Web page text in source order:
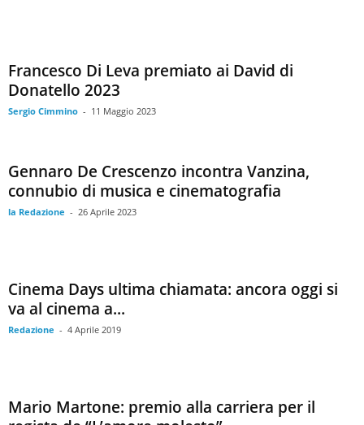
Francesco Di Leva premiato ai David di
Donatello 2023
Sergio Cimmino - 11 Maggio 2023
Gennaro De Crescenzo incontra Vanzina,
connubio di musica e cinematografia
la Redazione - 26 Aprile 2023
Cinema Days ultima chiamata: ancora oggi si
va al cinema a...
Redazione - 4 Aprile 2019
Mario Martone: premio alla carriera per il